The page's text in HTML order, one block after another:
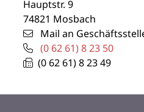
Hauptstr. 9
74821 Mosbach
Mail an
(0 62 61) 823 50
(06261) 82349